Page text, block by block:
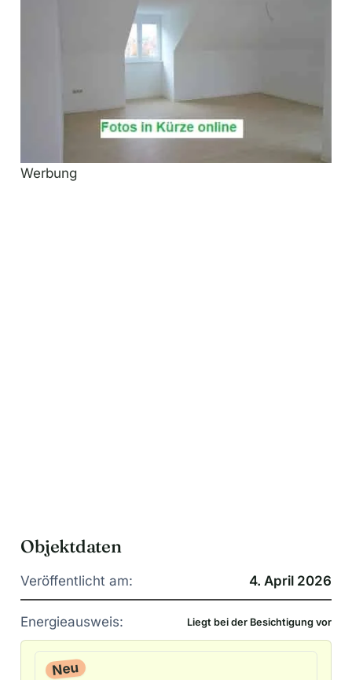
Werbung
Objektdaten
Veröffentlicht am: 4. April 2026
Energieausweis: Liegt bei der Besichtigung vor
Neu